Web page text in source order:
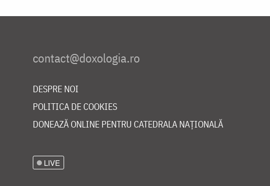
DESPRE NOI
POLITICA DE COOKIES
DONEAZĂ ONLINE PENTRU CATEDRALA NAȚIONALĂ
LIVE